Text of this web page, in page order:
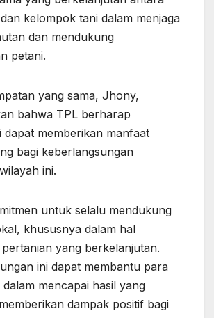
kelompok tani dalam menjaga
dan mendukung
petani.
yang sama, Jhony,
bahwa TPL berharap
dapat memberikan manfaat
bagi keberlangsungan
ini.
untuk selalu mendukung
khususnya dalam hal
yang berkelanjutan.
ini dapat membantu para
mencapai hasil yang
dampak positif bagi